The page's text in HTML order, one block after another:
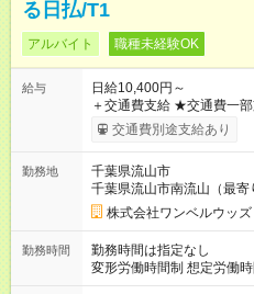
る日払/T1
アルバイト 職種未経験OK
給与
日給10,400円～
＋交通費支給 ★交通費一部支給 ┗1日500円を超えた分は全額支
給！ ※往復500円以内の方は自己
（規定あり） ┗働いたそ
なし
交通費別途支給あり
勤務地
千葉県流山市
千葉県流山市南流山（最寄
株式会社ワンベルウッズ
勤務時間
勤務時間は指定なし
変形労働時間制 想定労働時間160時間/月
～22：00